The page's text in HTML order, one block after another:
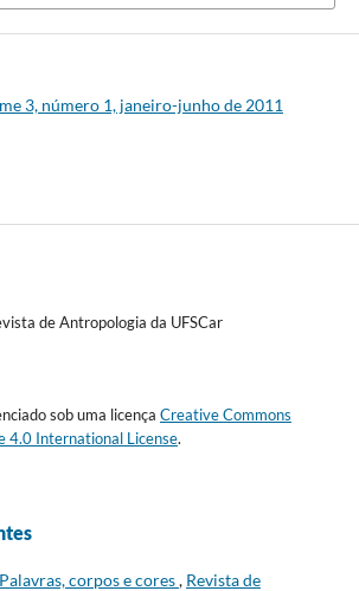
3, número 1, janeiro-junho de 2011
de Antropologia da UFSCar
sob uma licença Creative Commons
4.0 International License.
Palavras, corpos e cores, Revista de